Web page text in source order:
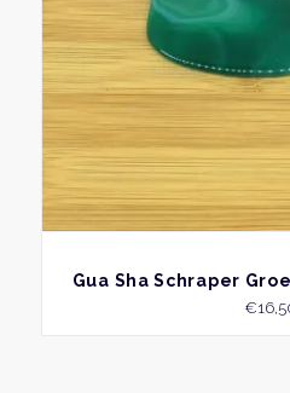
BEKIJK
Gua Sha Schraper
€